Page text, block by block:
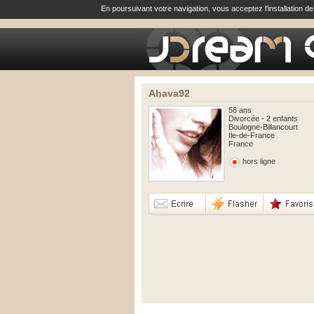
En poursuivant votre navigation, vous acceptez l'installation
Ahava92
58 ans
Divorcée - 2 enfants
Boulogne-Billancourt
Ile-de-France
France
hors ligne